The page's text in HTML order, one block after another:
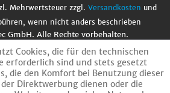
Mehrwertsteuer zzgl. Versandkosten und
wenn nicht anders beschrieben
GmbH. Alle Rechte vorbehalten.
Cookies, die für den technischen
erforderlich sind und stets gesetzt
die den Komfort bei Benutzung dieser
Direktwerbung dienen oder die